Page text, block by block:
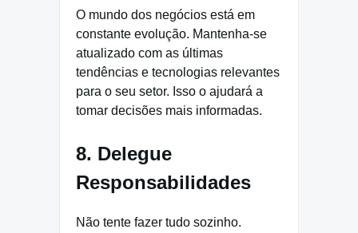
O mundo dos negócios está em
constante evolução. Mantenha-se
atualizado com as últimas
tendências e tecnologias relevantes
para o seu setor. Isso o ajudará a
tomar decisões mais informadas.
8. Delegue
Responsabilidades
Não tente fazer tudo sozinho.